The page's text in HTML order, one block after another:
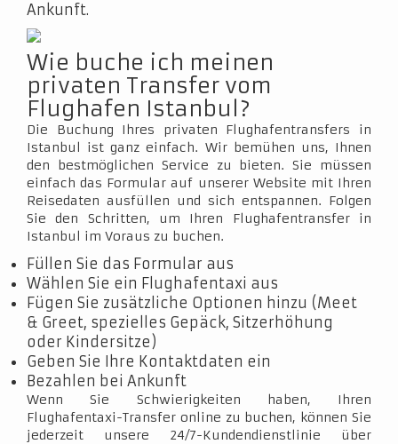
Ankunft.
Wie buche ich meinen
privaten Transfer vom
Flughafen Istanbul?
Die Buchung Ihres privaten Flughafentransfers in
Istanbul ist ganz einfach. Wir bemühen uns, Ihnen
den bestmöglichen Service zu bieten. Sie müssen
einfach das Formular auf unserer Website mit Ihren
Reisedaten ausfüllen und sich entspannen. Folgen
Sie den Schritten, um Ihren Flughafentransfer in
Istanbul im Voraus zu buchen.
Füllen Sie das Formular aus
Wählen Sie ein Flughafentaxi aus
Fügen Sie zusätzliche Optionen hinzu (Meet
& Greet, spezielles Gepäck, Sitzerhöhung
oder Kindersitze)
Geben Sie Ihre Kontaktdaten ein
Bezahlen bei Ankunft
Wenn Sie Schwierigkeiten haben, Ihren
Flughafentaxi-Transfer online zu buchen, können Sie
jederzeit unsere 24/7-Kundendienstlinie über